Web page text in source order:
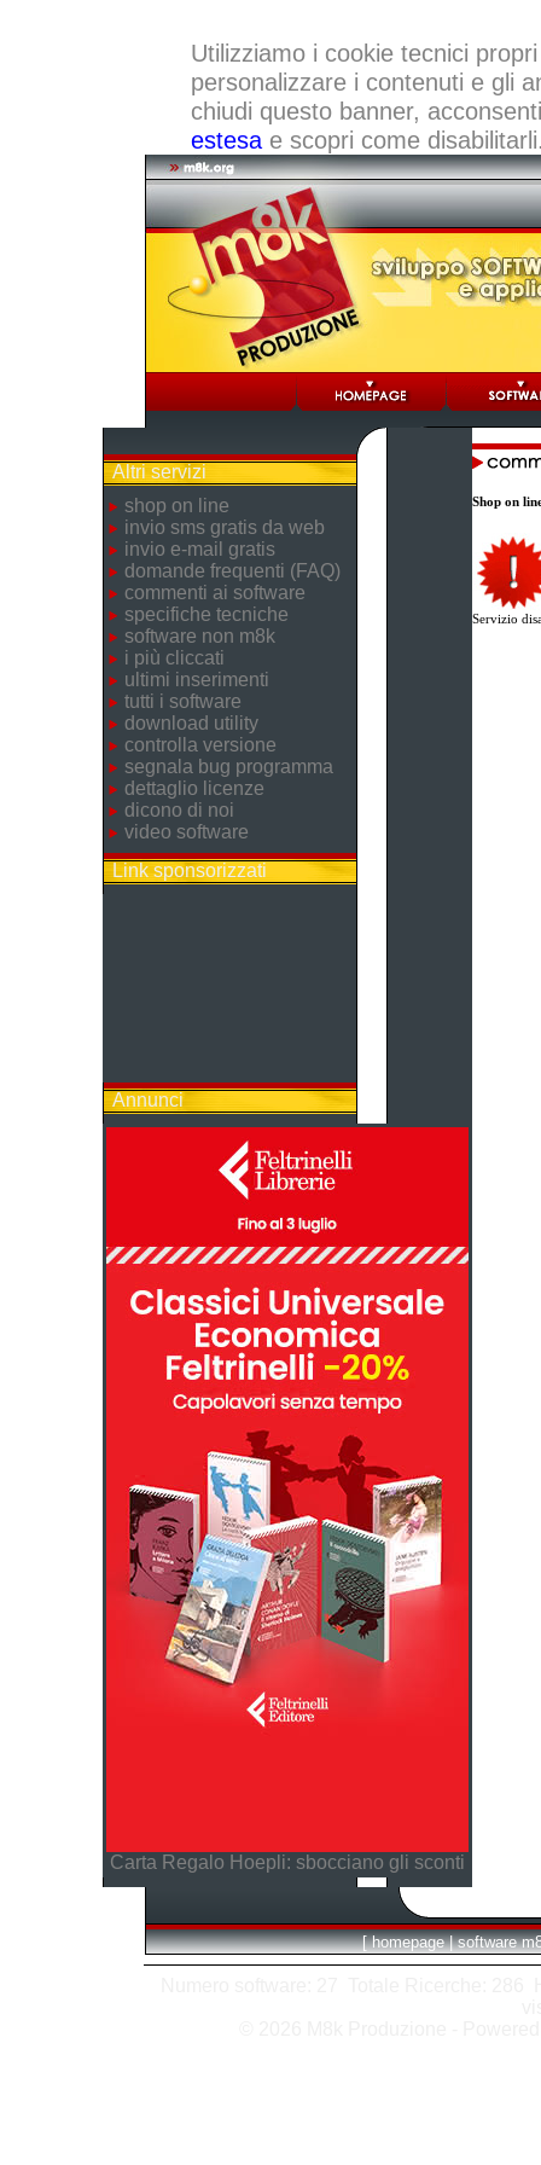
Utilizziamo i cookie tecnici
personalizzare i contenuti e gli
chiudi questo banner,
estesae scopri come
Altri servizi
shop on line
invio sms gratis da web
invio e-mail gratis
domande frequenti (FAQ)
commenti ai software
specifiche tecniche
software non m8k
i più cliccati
ultimi inserimenti
tutti i software
download utility
controlla versione
segnala bug programma
dettaglio licenze
dicono di noi
video software
Link sponsorizzati
Annunci
Carta Regalo Hoepli: sbocciano gli sconti
Shop on
Servizio
[ homepage | software